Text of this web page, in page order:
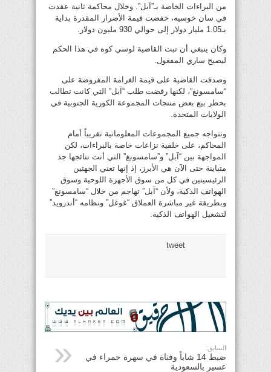
من البراءات الخاصة بـ”آبل”. وخلال محاكمة ثانية عقدت
في سان خوسيه، خفضت قيمة الأضرار المقدرة بداية
بـ1.05 مليار دولار إلى حوالي 930 مليون دولار.
وكان ينبغي أن تبت القاضية لوسي كوه في هذا الحكم
ليصبح ساري المفعول.
وصدقت القاضية على قيمة الغرامة المفروضة على
“سامسونغ”، لكنها رفضت طلب “آبل” التي كانت تطالب
بحظر بيع بعض منتجات المجموعة الكورية الجنوبية في
الولايات المتحدة.
وتتواجه جميع المجموعات المعلوماتية تقريباً أمام
المحاكم، على خلفية نزاعات خاصة بالبراءات، لكن
المواجهة بين “آبل” و”سامسونغ” التي أتت نتائجها جد
متباينة حتى الآن هي الأبرز، إذ إنها تعني الجهتين
الرئيسيتين في كل من سوق الأجهزة اللوحية وسوق
الهواتف الذكية، ولأن “آبل” تهاجم من خلال “سامسونغ”
وبطريقة غير مباشرة العملاق “غوغل” ونظامه “أندرويد”
لتشغيل الهواتف الذكية.
tweet
السابق:
ضبط 14 شاباً وفتاة في سهرة حمراء في
عسير بالسعودية